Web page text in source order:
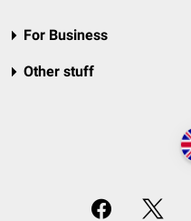
For Business
Other stuff